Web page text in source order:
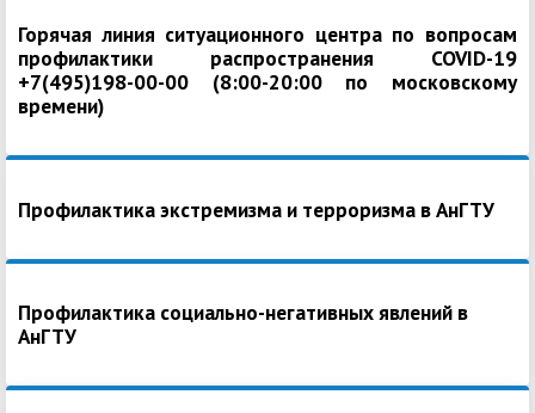
Горячая линия ситуационного центра по вопросам
профилактики распространения COVID-19
+7(495)198-00-00 (8:00-20:00 по московскому
времени)
Профилактика экстремизма и терроризма в АнГТУ
Профилактика социально-негативных явлений в
АнГТУ